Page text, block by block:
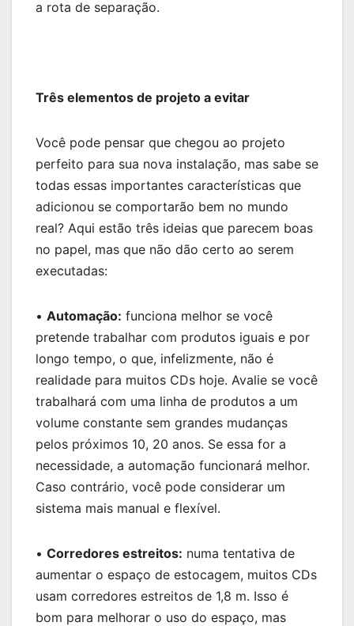
a rota de separação.
Três elementos de projeto a evitar
Você pode pensar que chegou ao projeto
perfeito para sua nova instalação, mas sabe se
todas essas importantes características que
adicionou se comportarão bem no mundo
real? Aqui estão três ideias que parecem boas
no papel, mas que não dão certo ao serem
executadas:
• Automação: funciona melhor se você
pretende trabalhar com produtos iguais e por
longo tempo, o que, infelizmente, não é
realidade para muitos CDs hoje. Avalie se você
trabalhará com uma linha de produtos a um
volume constante sem grandes mudanças
pelos próximos 10, 20 anos. Se essa for a
necessidade, a automação funcionará melhor.
Caso contrário, você pode considerar um
sistema mais manual e flexível.
• Corredores estreitos: numa tentativa de
aumentar o espaço de estocagem, muitos CDs
usam corredores estreitos de 1,8 m. Isso é
bom para melhorar o uso do espaço, mas